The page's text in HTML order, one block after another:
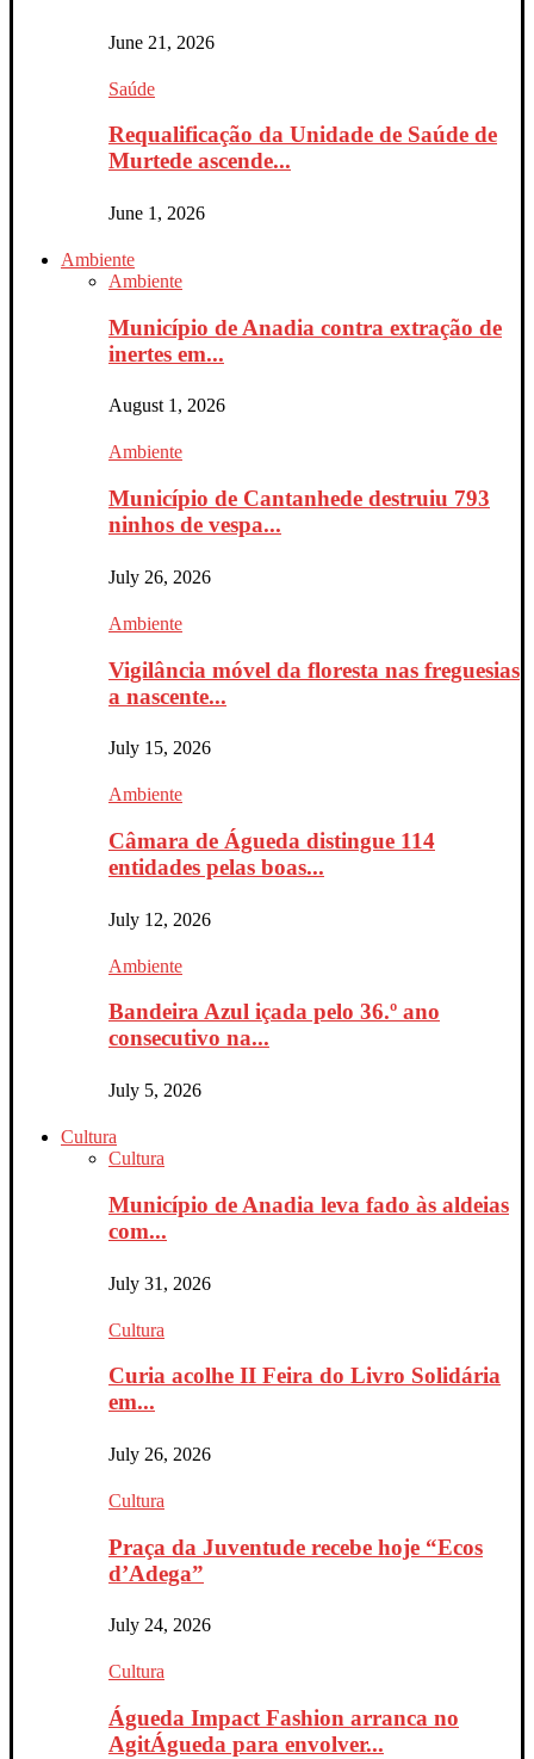
June 21, 2026
Saúde
Requalificação da Unidade de Saúde de
Murtede ascende...
June 1, 2026
Ambiente
Ambiente
Município de Anadia contra extração de
inertes em...
August 1, 2026
Ambiente
Município de Cantanhede destruiu 793
ninhos de vespa...
July 26, 2026
Ambiente
Vigilância móvel da floresta nas freguesias
a nascente...
July 15, 2026
Ambiente
Câmara de Águeda distingue 114
entidades pelas boas...
July 12, 2026
Ambiente
Bandeira Azul içada pelo 36.º ano
consecutivo na...
July 5, 2026
Cultura
Cultura
Município de Anadia leva fado às aldeias
com...
July 31, 2026
Cultura
Curia acolhe II Feira do Livro Solidária
em...
July 26, 2026
Cultura
Praça da Juventude recebe hoje “Ecos
d’Adega”
July 24, 2026
Cultura
Águeda Impact Fashion arranca no
AgitÁgueda para envolver...